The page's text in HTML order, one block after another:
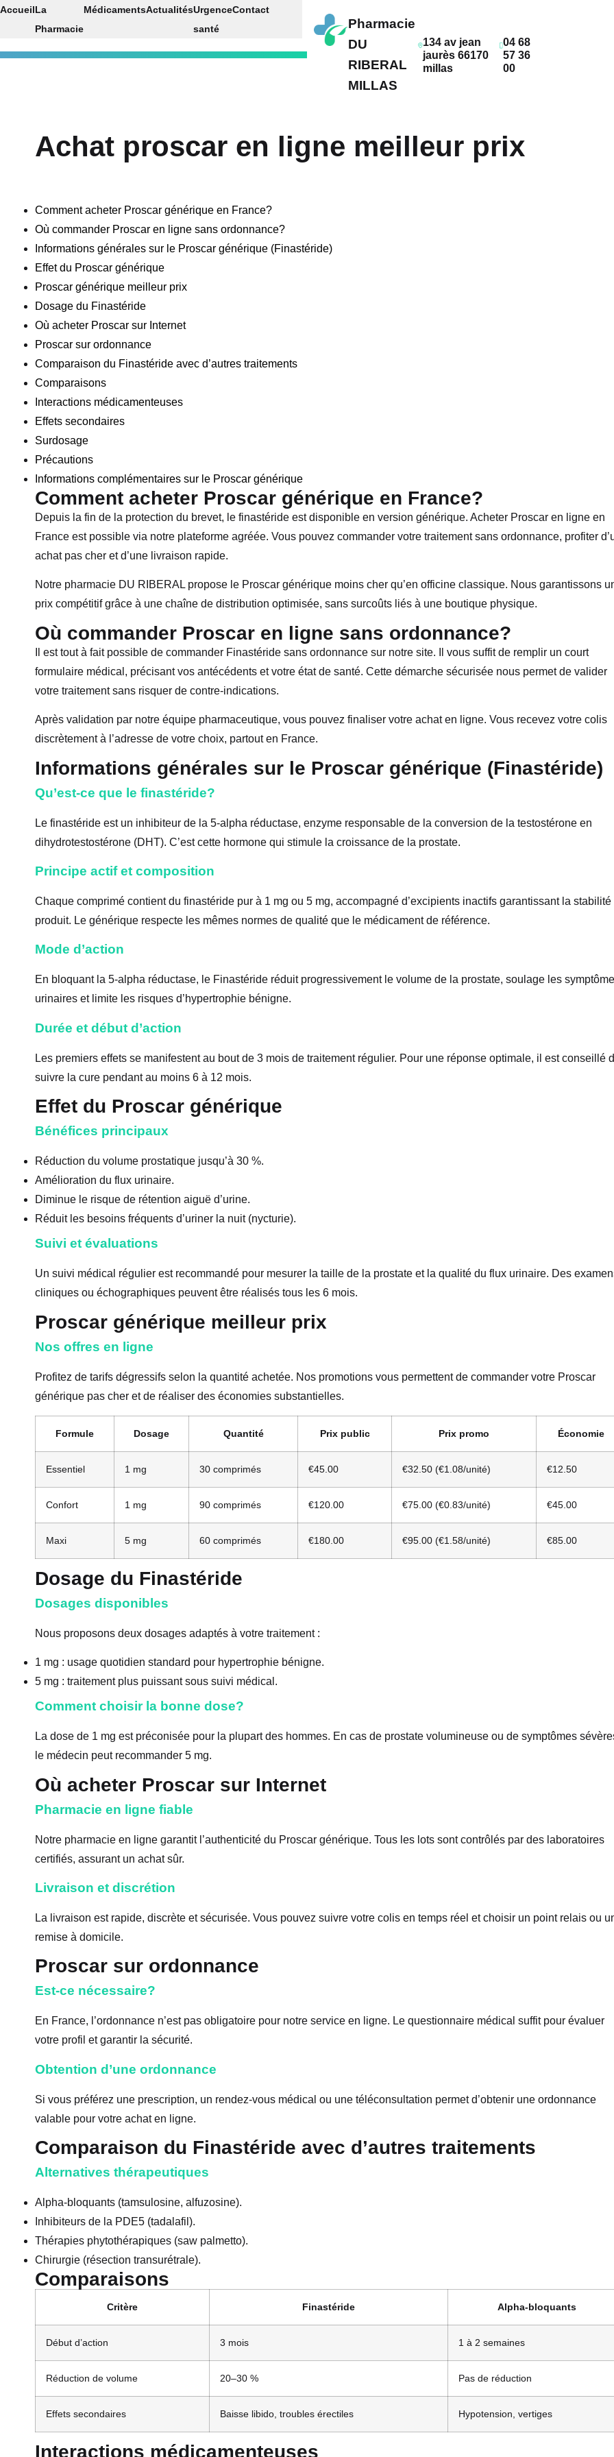
Pharmacie
DU
RIBERAL
MILLAS
134 av jean
jaurès 66170
millas
04 68
57 36
00
AccueilLa
Pharmacie
MédicamentsActualitésUrgence
santé
Contact
Achat proscar en ligne meilleur prix
Comment acheter Proscar générique en France?
Où commander Proscar en ligne sans ordonnance?
Informations générales sur le Proscar générique (Finastéride)
Effet du Proscar générique
Proscar générique meilleur prix
Dosage du Finastéride
Où acheter Proscar sur Internet
Proscar sur ordonnance
Comparaison du Finastéride avec d’autres traitements
Comparaisons
Interactions médicamenteuses
Effets secondaires
Surdosage
Précautions
Informations complémentaires sur le Proscar générique
Comment acheter Proscar générique en France?
Depuis la fin de la protection du brevet, le finastéride est disponible en version générique. Acheter Proscar en ligne en
France est possible via notre plateforme agréée. Vous pouvez commander votre traitement sans ordonnance, profiter
achat pas cher et d’une livraison rapide.
Notre pharmacie DU RIBERAL propose le Proscar générique moins cher qu’en officine classique. Nous garantissons
prix compétitif grâce à une chaîne de distribution optimisée, sans surcoûts liés à une boutique physique.
Où commander Proscar en ligne sans ordonnance?
Il est tout à fait possible de commander Finastéride sans ordonnance sur notre site. Il vous suffit de remplir un court
formulaire médical, précisant vos antécédents et votre état de santé. Cette démarche sécurisée nous permet de valider
votre traitement sans risquer de contre-indications.
Après validation par notre équipe pharmaceutique, vous pouvez finaliser votre achat en ligne. Vous recevez votre colis
discrètement à l’adresse de votre choix, partout en France.
Informations générales sur le Proscar générique (Finastéride)
Qu’est-ce que le finastéride?
Le finastéride est un inhibiteur de la 5-alpha réductase, enzyme responsable de la conversion de la testostérone en
dihydrotestostérone (DHT). C’est cette hormone qui stimule la croissance de la prostate.
Principe actif et composition
Chaque comprimé contient du finastéride pur à 1 mg ou 5 mg, accompagné d’excipients inactifs garantissant la stabilité
produit. Le générique respecte les mêmes normes de qualité que le médicament de référence.
Mode d’action
En bloquant la 5-alpha réductase, le Finastéride réduit progressivement le volume de la prostate, soulage les
urinaires et limite les risques d’hypertrophie bénigne.
Durée et début d’action
Les premiers effets se manifestent au bout de 3 mois de traitement régulier. Pour une réponse optimale, il est conseillé
suivre la cure pendant au moins 6 à 12 mois.
Effet du Proscar générique
Bénéfices principaux
Réduction du volume prostatique jusqu’à 30 %.
Amélioration du flux urinaire.
Diminue le risque de rétention aiguë d’urine.
Réduit les besoins fréquents d’uriner la nuit (nycturie).
Suivi et évaluations
Un suivi médical régulier est recommandé pour mesurer la taille de la prostate et la qualité du flux urinaire. Des
cliniques ou échographiques peuvent être réalisés tous les 6 mois.
Proscar générique meilleur prix
Nos offres en ligne
Profitez de tarifs dégressifs selon la quantité achetée. Nos promotions vous permettent de commander votre Proscar
générique pas cher et de réaliser des économies substantielles.
Formule Dosage Quantité Prix public Prix promo Économie
Essentiel 1 mg 30 comprimés €45.00 €32.50 (€1.08/unité) €12.50
Confort 1 mg 90 comprimés €120.00 €75.00 (€0.83/unité) €45.00
Maxi 5 mg 60 comprimés €180.00 €95.00 (€1.58/unité) €85.00
Dosage du Finastéride
Dosages disponibles
Nous proposons deux dosages adaptés à votre traitement :
1 mg : usage quotidien standard pour hypertrophie bénigne.
5 mg : traitement plus puissant sous suivi médical.
Comment choisir la bonne dose?
La dose de 1 mg est préconisée pour la plupart des hommes. En cas de prostate volumineuse ou de symptômes
le médecin peut recommander 5 mg.
Où acheter Proscar sur Internet
Pharmacie en ligne fiable
Notre pharmacie en ligne garantit l’authenticité du Proscar générique. Tous les lots sont contrôlés par des laboratoires
certifiés, assurant un achat sûr.
Livraison et discrétion
La livraison est rapide, discrète et sécurisée. Vous pouvez suivre votre colis en temps réel et choisir un point relais ou
remise à domicile.
Proscar sur ordonnance
Est-ce nécessaire?
En France, l’ordonnance n’est pas obligatoire pour notre service en ligne. Le questionnaire médical suffit pour évaluer
votre profil et garantir la sécurité.
Obtention d’une ordonnance
Si vous préférez une prescription, un rendez-vous médical ou une téléconsultation permet d’obtenir une ordonnance
valable pour votre achat en ligne.
Comparaison du Finastéride avec d’autres traitements
Alternatives thérapeutiques
Alpha-bloquants (tamsulosine, alfuzosine).
Inhibiteurs de la PDE5 (tadalafil).
Thérapies phytothérapiques (saw palmetto).
Chirurgie (résection transurétrale).
Comparaisons
Critère Finastéride Alpha-bloquants
Début d’action 3 mois 1 à 2 semaines
Réduction de volume 20–30 % Pas de réduction
Effets secondaires Baisse libido, troubles érectiles Hypotension, vertiges
Interactions médicamenteuses